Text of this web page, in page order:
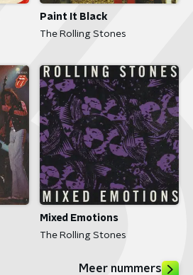
Paint It Black
The Rolling Stones
Mixed Emotions
The Rolling Stones
Meer nummers